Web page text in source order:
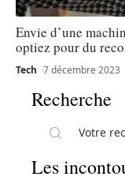
Envie d’une
optiez pour du
Tech 7 décembre 2023
Recherche
Les